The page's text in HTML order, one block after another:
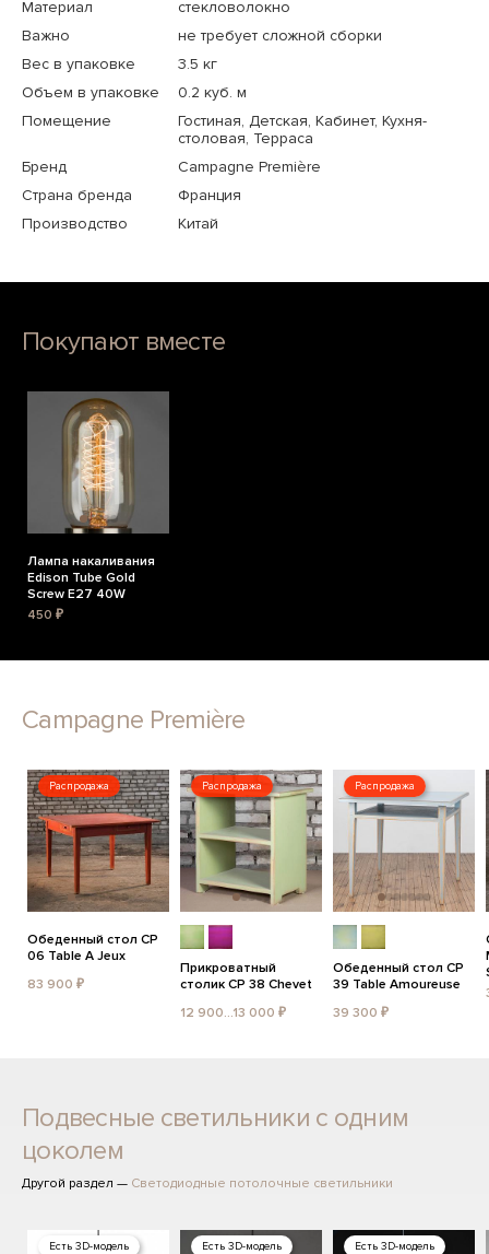
Материал
стекловолокно
Важно
не требует сложной сборки
Вес в упаковке
3.5 кг
Объем в упаковке
0.2 куб. м
Помещение
Гостиная, Детская, Кабинет, Кухня-
столовая, Терраса
Бренд
Campagne Première
Страна бренда
Франция
Производство
Китай
Покупают вместе
Лампа накаливания
Edison Tube Gold
Screw E27 40W
450 ₽
Campagne Première
Распродажа
Обеденный стол CP
06 Table A Jeux
83 900 ₽
Распродажа
Прикроватный
столик CP 38 Chevet
12 900...13 000 ₽
Распродажа
Обеденный стол CP
39 Table Amoureuse
39 300 ₽
Подвесные светильники с одним
цоколем
Другой раздел — Светодиодные потолочные светильники
Есть 3D-модель Есть 3D-модель Есть 3D-модель